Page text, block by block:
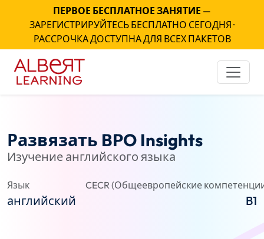
ПЕРВОЕ БЕСПЛАТНОЕ ЗАНЯТИЕ —
ЗАРЕГИСТРИРУЙТЕСЬ БЕСПЛАТНО СЕГОДНЯ ·
РАССРОЧКА ДОСТУПНА ДЛЯ ВСЕХ ПАКЕТОВ
Развязать BPO Insights
Изучение английского языка
Язык
английский
CECR (Общеевропейские
B1